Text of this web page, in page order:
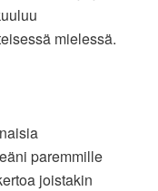
mielessä.
paremmille
joistakin